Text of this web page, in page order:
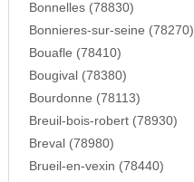
Bonnelles (78830)
Bonnieres-sur-seine (78270)
Bouafle (78410)
Bougival (78380)
Bourdonne (78113)
Breuil-bois-robert (78930)
Breval (78980)
Brueil-en-vexin (78440)